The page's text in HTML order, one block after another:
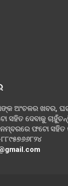
ଅଂଚଳର ଖବର,
ସହିତ ଦେବାକୁ
ଫଟୋ ସହିତ